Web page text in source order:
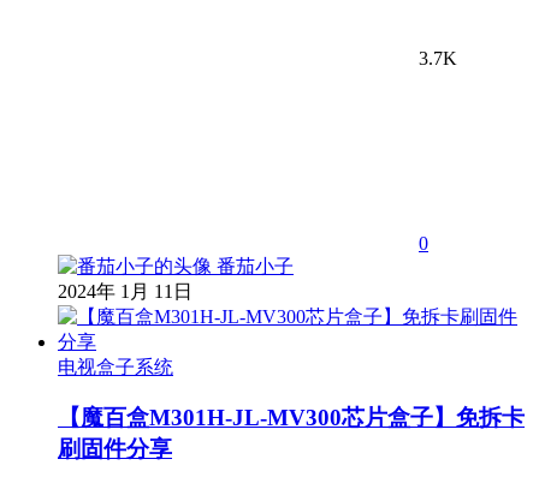
3.7K
0
番茄小子
2024年 1月 11日
电视盒子系统
【魔百盒M301H-JL-MV300芯片盒子】免拆卡
刷固件分享